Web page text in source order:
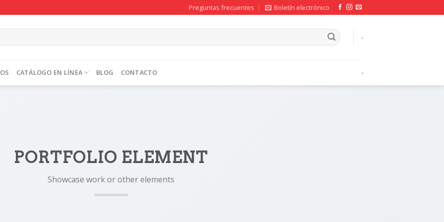
Preguntas frecuentes Boletín electrónico
-
CATÁLOGO EN LÍNEA BLOG CONTACTO -
PORTFOLIO ELEMENT
Showcase work or other elements